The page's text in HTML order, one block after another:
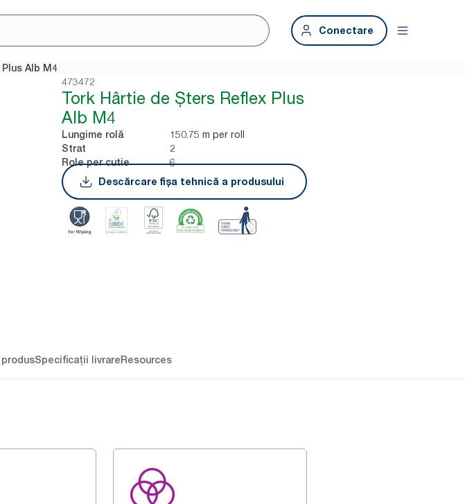
Conectare
Alb M4
473472
Tork Hârtie de Șters Reflex Plus
Alb M4
Lungime rolă 150.75 m per roll
Strat 2
Role per cutie
6
Descărcare fișa tehnică a produsului
Specificații livrareResources